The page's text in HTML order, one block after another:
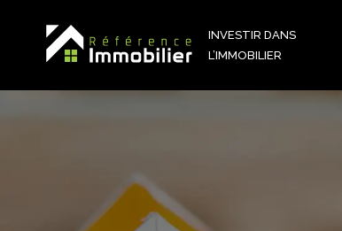
INVESTIR DANS
L’IMMOBILIER